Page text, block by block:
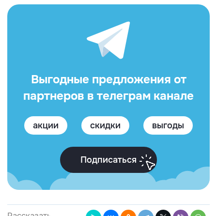
Выгодные предложения от
партнеров в телеграм канале
акции скидки выгоды
Подписаться